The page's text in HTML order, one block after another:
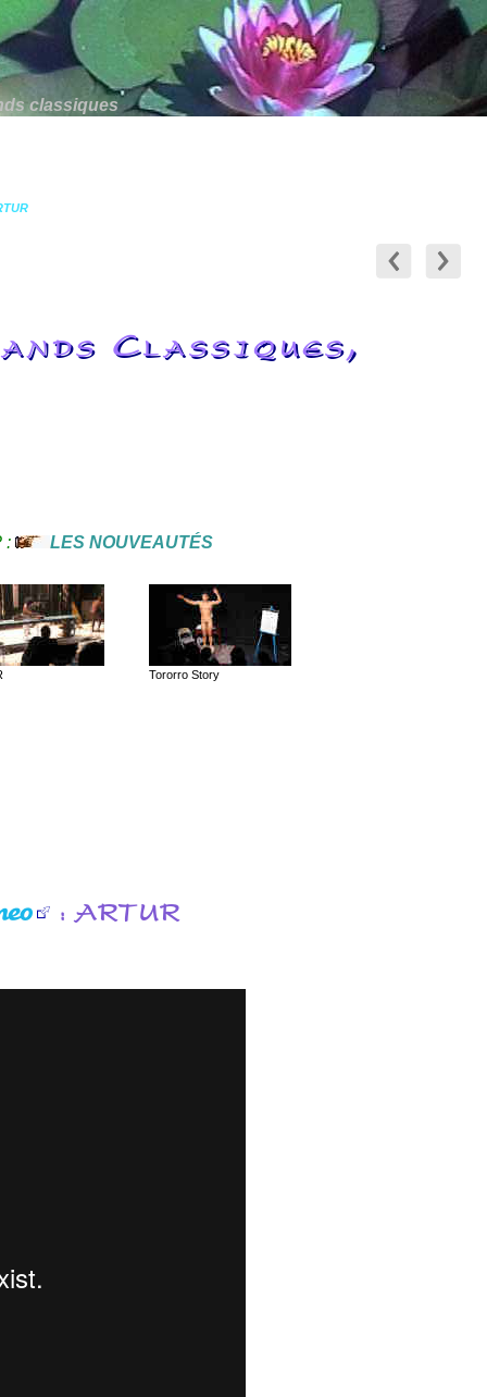
classiques
Classiques,
: LES NOUVEAUTÉS
Tororro Story
: ARTUR